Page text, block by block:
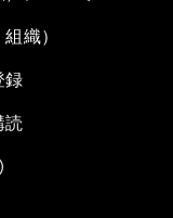
織）
録
読